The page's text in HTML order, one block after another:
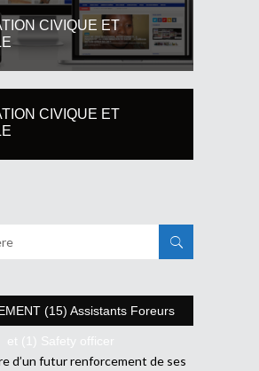
CIVIQUE ET
CIVIQUE ET
(15) Assistants Foreurs
et (1) Safety officer
d’un futur renforcement de ses